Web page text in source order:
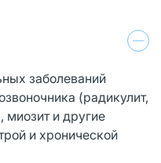
заболеваний
(радикулит,
и другие
и хронической